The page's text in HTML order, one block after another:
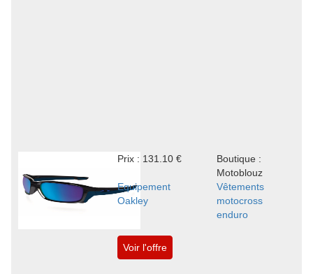
Prix : 131.10 €
Boutique :
Motoblouz
Equipement
Oakley
Vêtements
motocross
enduro
Voir l'offre